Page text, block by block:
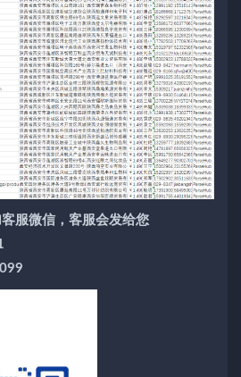
客服微信，客服会发给您